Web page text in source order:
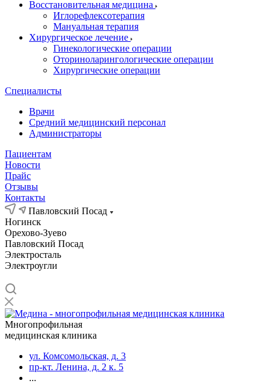
Восстановительная медицина
Иглорефлексотерапия
Мануальная терапия
Хирургическое лечение
Гинекологические операции
Оториноларингологические операции
Хирургические операции
Специалисты
Врачи
Средний медицинский персонал
Администраторы
Пациентам
Новости
Прайс
Отзывы
Контакты
Павловский Посад
Ногинск
Орехово-Зуево
Павловский Посад
Электросталь
Электроугли
Многопрофильная
медицинская клиника
ул. Комсомольская, д. 3
пр-кт. Ленина, д. 2 к. 5
...